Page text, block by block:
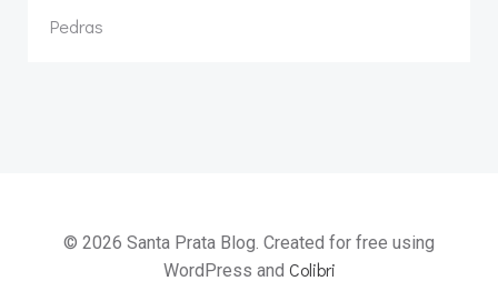
Pedras
© 2026 Santa Prata Blog. Created for free using
WordPress and Colibri